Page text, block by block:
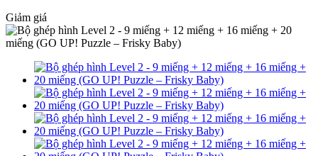
Giảm giá